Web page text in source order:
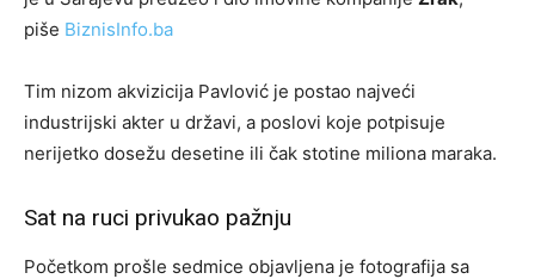
piše BiznisInfo.ba
Tim nizom akvizicija Pavlović je postao najveći
industrijski akter u državi, a poslovi koje potpisuje
nerijetko dosežu desetine ili čak stotine miliona maraka.
Sat na ruci privukao pažnju
Početkom prošle sedmice objavljena je fotografija sa